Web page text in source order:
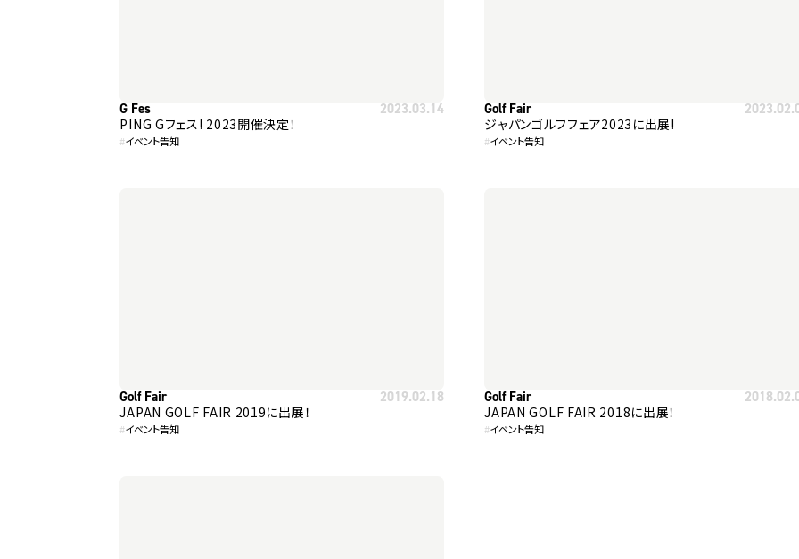
G Fes 2023.03.14
PING Gフェス! 2023開催決定！
#イベント告知
Golf Fair
ジャパンゴルフフェア2023に出展!
#イベント告知
Golf Fair 2019.02.18
JAPAN GOLF FAIR 2019に出展！
#イベント告知
Golf Fair
JAPAN GOLF FAIR 2018に出展！
#イベント告知